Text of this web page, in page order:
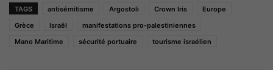
TAGS antisémitisme Argostoli Crown Iris
Europe
Grèce
Israël
manifestations pro-palestiniennes
Mano Maritime
sécurité portuaire tourisme israélien